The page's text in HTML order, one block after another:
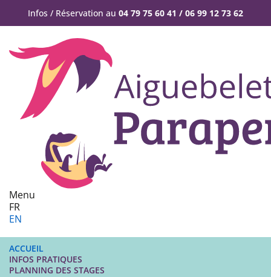
Infos / Réservation au 04 79 75 60 41 / 06 99 12 73 62
Menu
FR
EN
ACCUEIL
INFOS PRATIQUES
PLANNING DES STAGES